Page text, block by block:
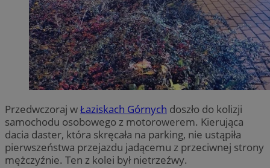
Przedwczoraj wŁaziskach Górnych doszło do kolizji
samochodu osobowego z motorowerem. Kierująca
dacia daster, która skręcała na parking, nie ustąpiła
pierwszeństwa przejazdu jadącemu z przeciwnej strony
mężczyźnie. Ten z kolei był nietrzeźwy.